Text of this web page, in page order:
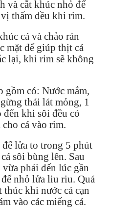
và cắt khúc nhỏ để
thấm đều khi rim.
cá và chảo rán
mặt để giúp thịt cá
lại, khi rim sẽ không
gồm có: Nước mắm,
thái lát mỏng, 1
đến khi sôi đều có
cá vào rim.
lửa to trong 5 phút
sôi bùng lên. Sau
phải đến lúc gần
nhỏ lửa liu riu. Quá
khi nước cá cạn
vào các miếng cá.